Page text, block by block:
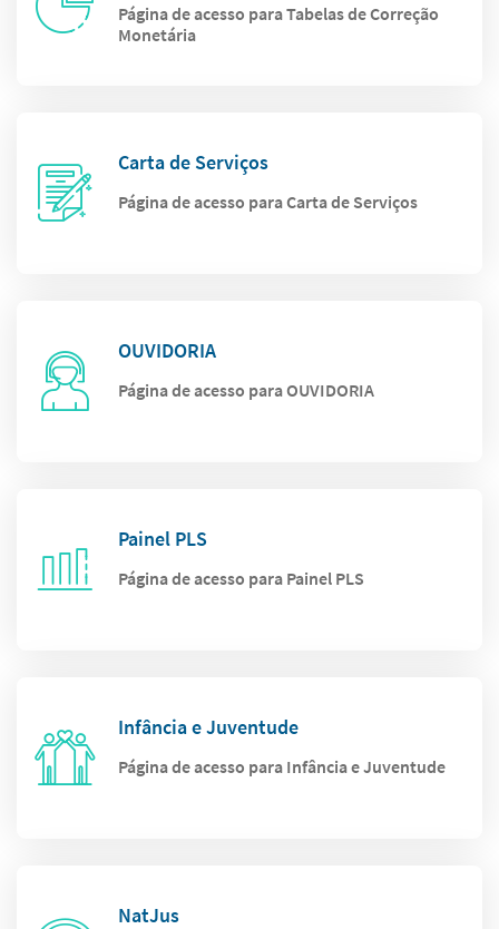
Página de acesso para Tabelas de Correção
Monetária
Carta de Serviços
Página de acesso para Carta de Serviços
OUVIDORIA
Página de acesso para OUVIDORIA
Painel PLS
Página de acesso para Painel PLS
Infância e Juventude
Página de acesso para Infância e Juventude
NatJus